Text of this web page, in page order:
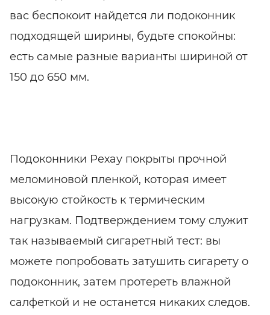
вас беспокоит найдется ли подоконник
подходящей ширины, будьте спокойны:
есть самые разные варианты шириной от
150 до 650 мм.
Подоконники Рехау покрыты прочной
меломиновой пленкой, которая имеет
высокую стойкость к термическим
нагрузкам. Подтверждением тому служит
так называемый сигаретный тест: вы
можете попробовать затушить сигарету о
подоконник, затем протереть влажной
салфеткой и не останется никаких следов.